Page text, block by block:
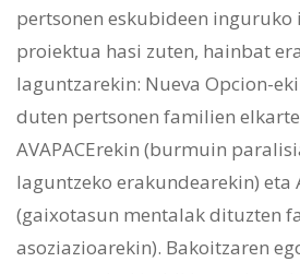
pertsonen eskubideen inguruko
proiektua hasi zuten, hainbat
laguntzarekin: Nueva Opcion-
duten pertsonen familien
AVAPACErekin (burmuin
laguntzeko erakundearekin) eta
(gaixotasun mentalak dituzten
asoziazioarekin). Bakoitzaren